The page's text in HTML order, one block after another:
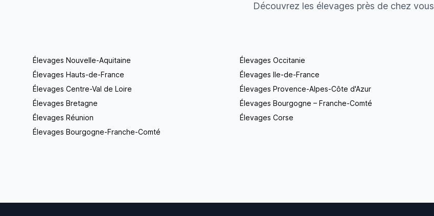
Découvrez les élevages près de chez vous
Élevages Nouvelle-Aquitaine Élevages Occitanie
Élevages Hauts-de-France
Élevages Ile-de-France
Élevages Centre-Val de Loire
Élevages Provence-Alpes-Côte d'Azur
Élevages Bretagne
Élevages Bourgogne – Franche-Comté
Élevages Réunion
Élevages Corse
Élevages Bourgogne-Franche-Comté